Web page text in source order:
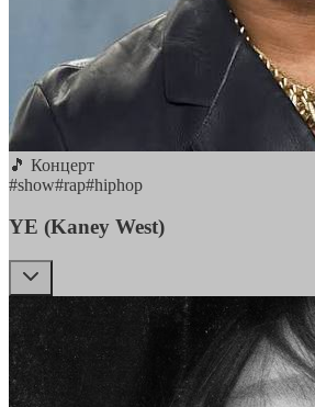
🎵 Концерт
#show#rap#hiphop
YE (Kaney West)